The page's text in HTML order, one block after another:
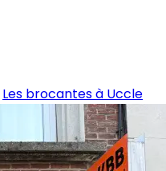
Les brocantes à Uccle